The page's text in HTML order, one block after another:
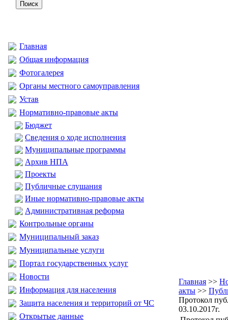
Главная
Общая информация
Фотогалерея
Органы местного самоуправления
Устав
Нормативно-правовые акты
Бюджет
Сведения о ходе исполнения
Муниципальные программы
Архив НПА
Проекты
Публичные слушания
Иные нормативно-правовые акты
Административная реформа
Контрольные органы
Муниципальный заказ
Муниципальные услуги
Портал государственных услуг
Новости
Информация для населения
Защита населения и территорий от ЧС
Открытые данные
Главная >>
акты >>
Протокол
03.10.2017г.